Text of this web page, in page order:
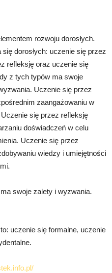
rozwoju dorosłych.
dorosłych: uczenie się przez
refleksję oraz uczenie się
z tych typów ma swoje
Uczenie się przez
zaangażowaniu w
się przez refleksję
doświadczeń w celu
Uczenie się przez
wiedzy i umiejętności
swoje zalety i wyzwania.
uczenie się formalne, uczenie